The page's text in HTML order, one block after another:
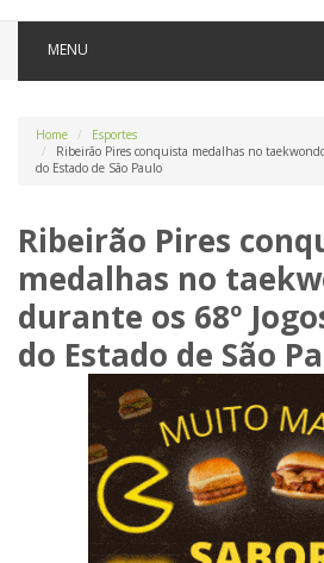
MENU
Home
Esportes
Ribeirão Pires conquista medalhas no
do Estado de São Paulo
Ribeirão Pires
medalhas no
durante os 68º
do Estado de São